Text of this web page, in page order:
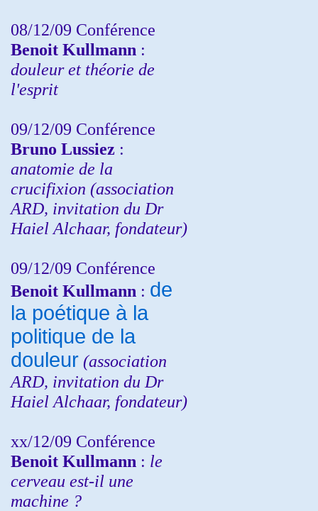
08/12/09 Conférence
Benoit Kullmann :
douleur et théorie de
l'esprit
09/12/09 Conférence
Bruno Lussiez :
anatomie de la
crucifixion (association
ARD, invitation du Dr
Haiel Alchaar, fondateur)
09/12/09 Conférence
Benoit Kullmann : de
la poétique à la
politique de la
douleur (association
ARD, invitation du Dr
Haiel Alchaar, fondateur)
xx/12/09 Conférence
Benoit Kullmann : le
cerveau est-il une
machine ?